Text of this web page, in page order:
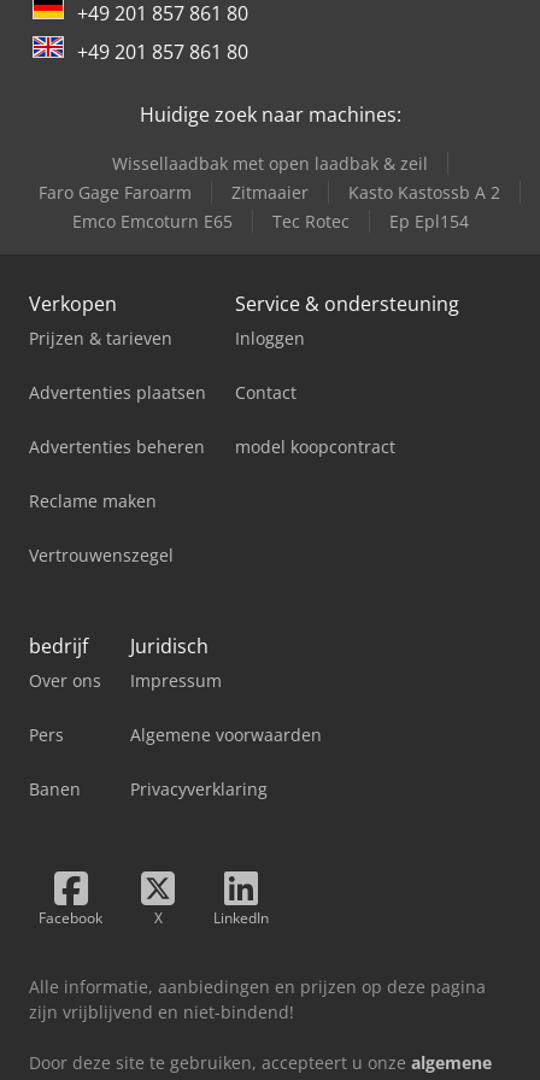
Trailer And Tools
+49 201 857 861 80
+49 201 857 861 80
Huidige zoek naar machines:
Wissellaadbak met open laadbak & zeil
Faro Gage Faroarm
Zitmaaier
Kasto Kastossb A 2
Emco Emcoturn E65
Tec Rotec Ep Epl154
Verkopen
Prijzen & tarieven
Advertenties plaatsen
Advertenties beheren
Reclame maken
Vertrouwenszegel
Service & ondersteuning
Inloggen
Contact
model koopcontract
bedrijf
Over ons
Pers
Banen
Juridisch
Impressum
Algemene voorwaarden
Privacyverklaring
Facebook X LinkedIn
Alle informatie, aanbiedingen en prijzen op deze pagina
zijn vrijblijvend en niet-bindend!
Door deze site te gebruiken, accepteert u onze algemene